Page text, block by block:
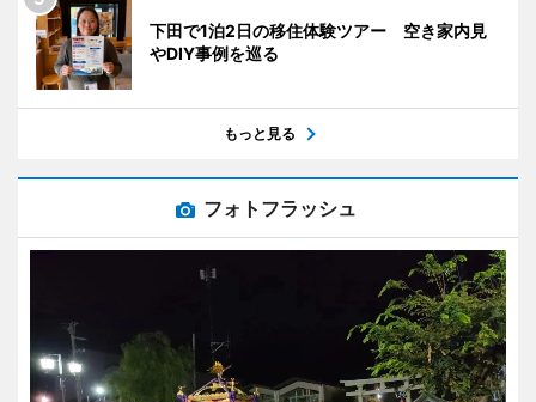
下田で1泊2日の移住体験ツアー 空き家内見
やDIY事例を巡る
もっと見る
フォトフラッシュ